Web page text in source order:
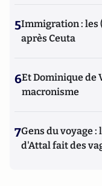
5Immigration : les
après Ceuta
6Et Dominique de
macronisme
7Gens du voyage
d'Attal fait des